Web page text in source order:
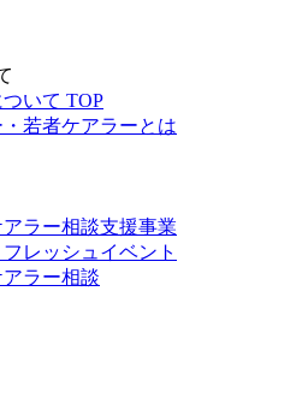
いて TOP
若者ケアラーとは
ラー相談支援事業
レッシュイベント
ラー相談